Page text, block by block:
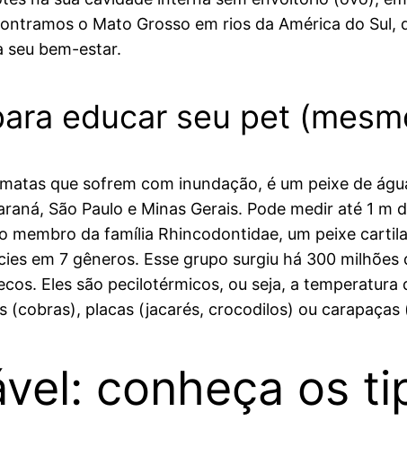
o Mato Grosso em rios da América do
seu bem-estar.
educar seu pet
que sofrem com inundação, é um peixe de
São Paulo e Minas Gerais. Pode medir até 1
membro da família Rhincodontidae, um peixe
em 7 gêneros. Esse grupo surgiu há 300
Eles são pecilotérmicos, ou seja, a
(cobras), placas (jacarés, crocodilos) ou
conheça os